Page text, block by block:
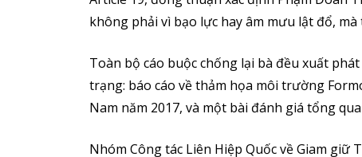
không phải vì bạo lực hay âm mưu lật đổ,
Toàn bộ cáo buộc chống lại bà đều xuất
trạng: báo cáo về thảm họa môi trường
Nam năm 2017, và một bài đánh giá tổng
Nhóm Công tác Liên Hiệp Quốc về Giam giữ